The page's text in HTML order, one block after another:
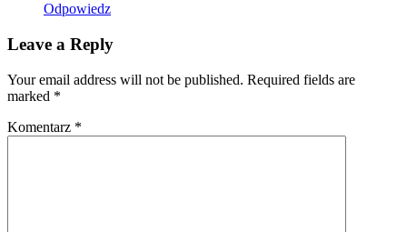
Odpowiedz
Leave a Reply
Your email address will not be published. Required fields are
marked *
Komentarz *